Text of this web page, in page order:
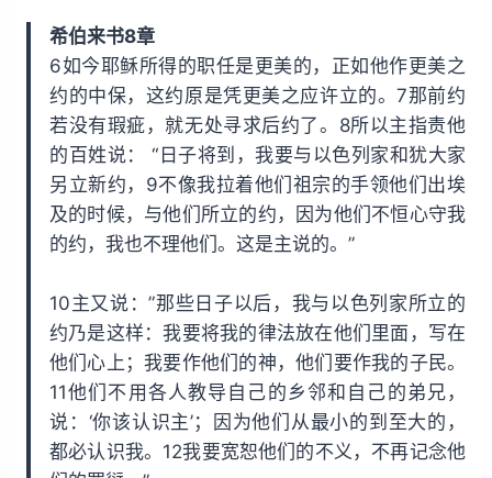
希伯来书8章
6如今耶稣所得的职任是更美的，正如他作更美之
约的中保，这约原是凭更美之应许立的。7那前约
若没有瑕疵，就无处寻求后约了。8所以主指责他
的百姓说： “日子将到，我要与以色列家和犹大家
另立新约，9不像我拉着他们祖宗的手领他们出埃
及的时候，与他们所立的约，因为他们不恒心守我
的约，我也不理他们。这是主说的。”
10主又说：”那些日子以后，我与以色列家所立的
约乃是这样：我要将我的律法放在他们里面，写在
他们心上；我要作他们的神，他们要作我的子民。
11他们不用各人教导自己的乡邻和自己的弟兄，
说：‘你该认识主’；因为他们从最小的到至大的，
都必认识我。12我要宽恕他们的不义，不再记念他